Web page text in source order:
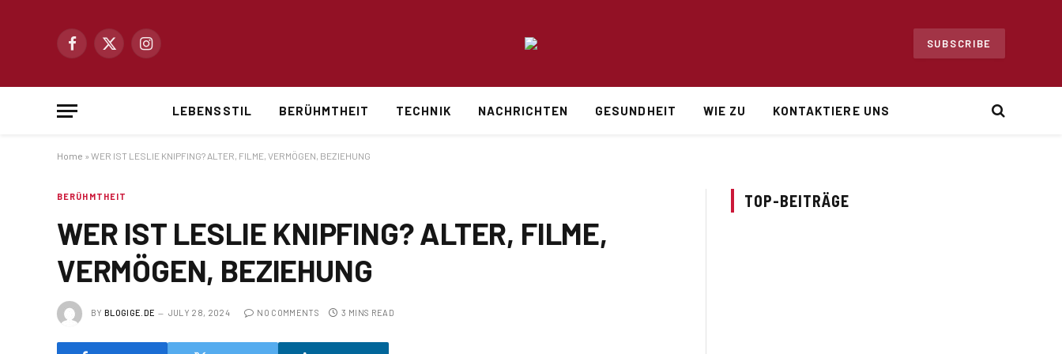
Facebook
X
Instagram
SUBSCRIBE
LEBENSSTIL BERÜHMTHEIT TECHNIK NACHRICHTEN GESUNDHEIT WIE ZU KONTAKTIERE UNS
Home » WER IST LESLIE KNIPFING? ALTER, FILME, VERMÖGEN, BEZIEHUNG
BERÜHMTHEIT
WER IST LESLIE KNIPFING? ALTER, FILME,
VERMÖGEN, BEZIEHUNG
BY BLOGIGE.DE JULY 28, 2024 NO COMMENTS 3 MINS READ
TOP-BEITRÄGE